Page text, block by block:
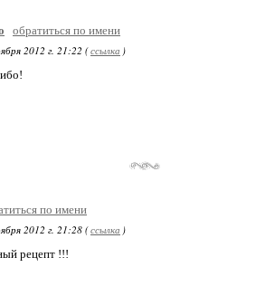
обратиться по имени
2012 г. 21:22 (ссылка )
по имени
2012 г. 21:28 (ссылка )
рецепт !!!